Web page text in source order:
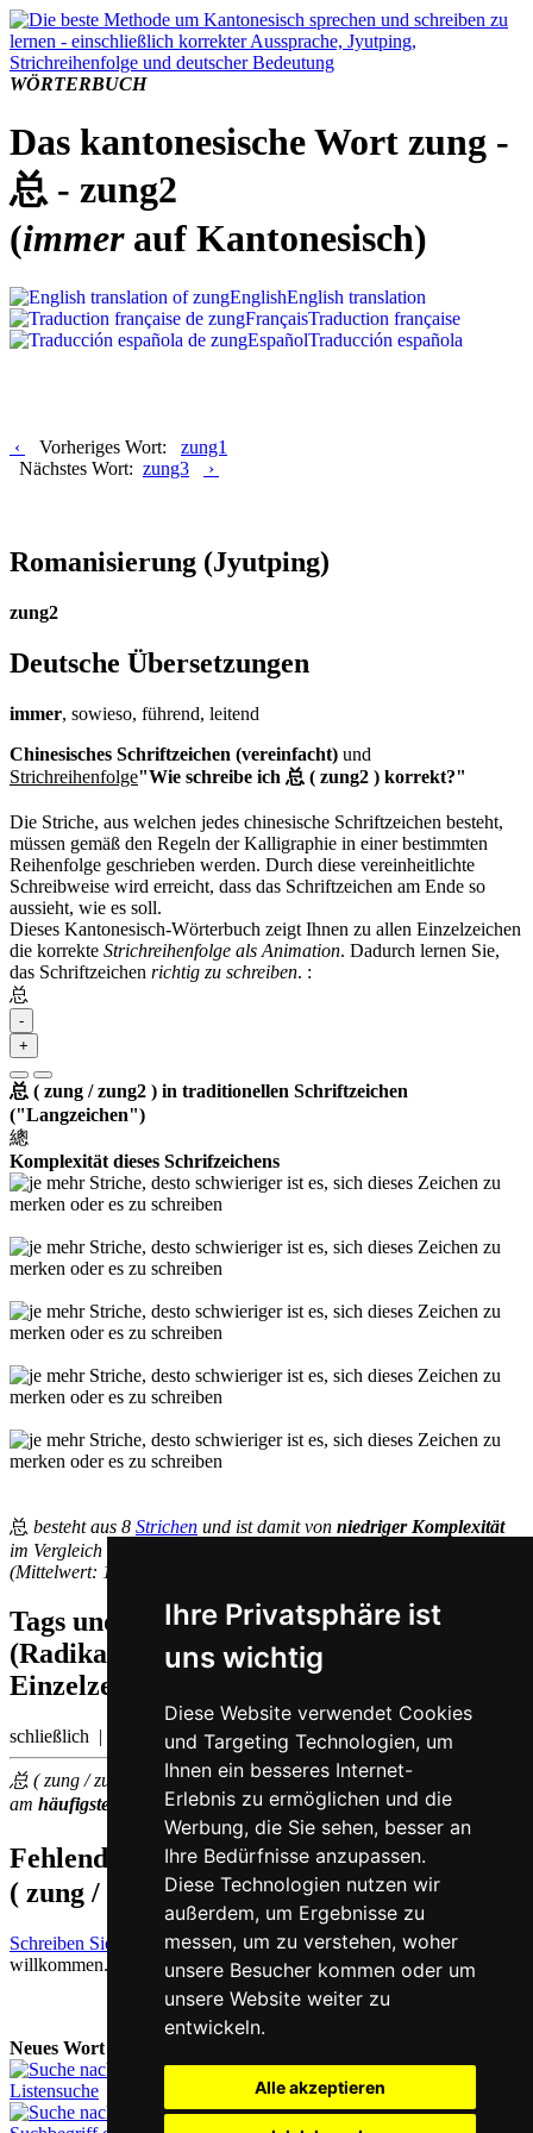
Ihre Privatsphäre ist
uns wichtig
Diese Website verwendet Cookies
und Targeting Technologien, um
Ihnen ein besseres Internet-
Erlebnis zu ermöglichen und die
Werbung, die Sie sehen, besser an
Ihre Bedürfnisse anzupassen.
Diese Technologien nutzen wir
außerdem, um Ergebnisse zu
messen, um zu verstehen, woher
unsere Besucher kommen oder um
unsere Website weiter zu
entwickeln.
Alle akzeptieren
WÖRTERBUCH
Das kantonesische Wort zung -
总 - zung2
(immerauf Kantonesisch)
EnglishEnglish translation
FrançaisTraduction française
EspañolTraducción española
‹ Vorheriges Wort: zung1
Nächstes Wort: zung3 ›
Romanisierung (Jyutping)
zung2
Deutsche Übersetzungen
immer, sowieso, führend, leitend
Chinesisches Schriftzeichen (vereinfacht) und
Strichreihenfolge"Wie schreibe ich 总 ( zung2 ) korrekt?"
Die Striche, aus welchen jedes chinesische Schriftzeichen besteht,
müssen gemäß den Regeln der Kalligraphie in einer bestimmten
Reihenfolge geschrieben werden. Durch diese vereinheitlichte
Schreibweise wird erreicht, dass das Schriftzeichen am Ende so
aussieht, wie es soll.
Dieses Kantonesisch-Wörterbuch zeigt Ihnen zu allen Einzelzeichen
die korrekte Strichreihenfolge als Animation. Dadurch lernen Sie,
das Schriftzeichen richtig zu schreiben. :
总
-
+
总 ( zung / zung2 ) in traditionellen Schriftzeichen
("Langzeichen")
總
Komplexität dieses Schrifzeichens
总 besteht aus 8 Strichen und ist damit von niedriger Komplexität
im Vergleich mit den anderen vereinfachten Schriftzeichen
(Mittelwert: 13,1 Striche).
Tags und Zusatzinformationen
(Radikale, Bedeutungen von
Einzelzeichen, Komposita etc.)
schließlich | insgesamt
总 ( zung / zung2 ) gehört zu den500im chinesischen Sprachraum
am häufigsten verwendetenEinzelzeichen(Platz 205)
Fehlende oder falsche Übersetzung für
( zung / zung2 )melden
Schreiben Sie uns!
Ihr Feedback und konstruktive Kritik sind stets
willkommen.
Neues Wort nachschlagen:
Listensuche